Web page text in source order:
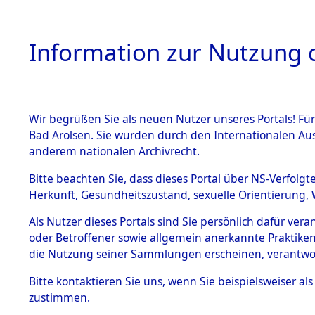
HOME
BESTÄNDE
Inhaftierungsdoku
mente
1.2.9 Beim ITS
verwahrte
1.2.9.1
Effekten aus
0006
Information zur Nutzung
Wir begrüßen Sie als neuen Nutzer unseres Portals!
Bad Arolsen. Sie wurden durch den Internationalen
anderem nationalen Archivrecht.
Bitte beachten Sie, dass dieses Portal über NS-
Herkunft, Gesundheitszustand, sexuelle
Als Nutzer dieses Portals sind Sie persönlich dafür
oder Betroffener sowie allgemein anerkannte
die Nutzung seiner Sammlungen erscheinen,
Bitte kontaktieren Sie uns, wenn Sie beispielsweiser
zustimmen.